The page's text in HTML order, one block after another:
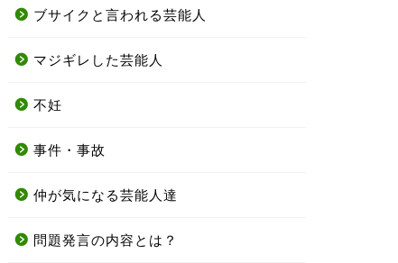
ブサイクと言われる芸能人
マジギレした芸能人
不妊
事件・事故
仲が気になる芸能人達
問題発言の内容とは？